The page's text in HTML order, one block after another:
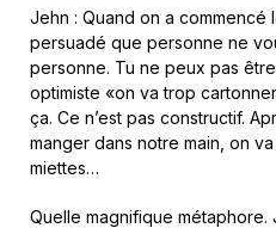
Jehn : Quand on a commencé
persuadé que personne ne
personne. Tu ne peux pas
optimiste «on va trop
ça. Ce n’est pas constructif.
manger dans notre main, on
miettes…
Quelle magnifique